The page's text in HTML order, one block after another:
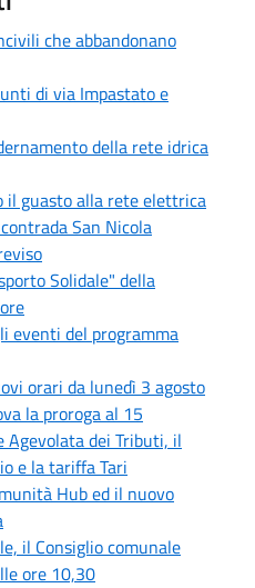
che abbandonano
di via Impastato e
della rete idrica
il guasto alla rete elettrica
San Nicola
Solidale" della
eventi del programma
orari da lunedì 3 agosto
la proroga al 15
dei Tributi, il
e la tariffa Tari
Hub ed il nuovo
il Consiglio comunale
ore 10,30